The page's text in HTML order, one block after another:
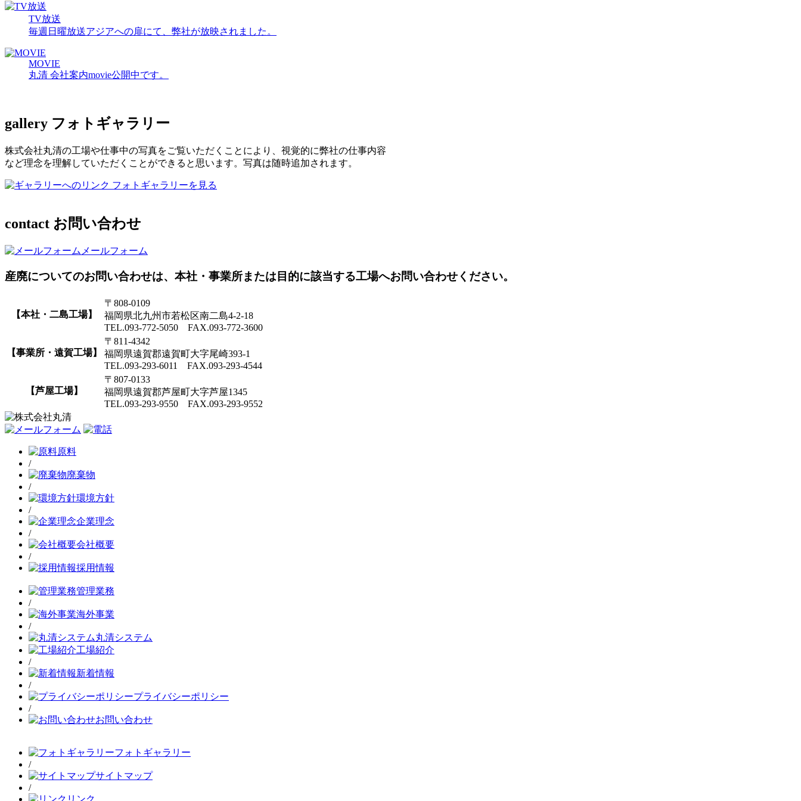
TV放送
毎週日曜放送アジアへの扉にて、弊社が放映されました。
MOVIE
丸清 会社案内movie公開中です。
gallery フォトギャラリー
株式会社丸清の工場や仕事中の写真をご覧いただくことにより、視覚的に弊社の仕事内容
など理念を理解していただくことができると思います。写真は随時追加されます。
フォトギャラリーを見る
contact お問い合わせ
メールフォーム
産廃についてのお問い合わせは、本社・事業所または目的に該当する工場へお問い合わせください。
【本社・二島工場】
〒808-0109
福岡県北九州市若松区南二島4-2-18
TEL.093-772-5050 FAX.093-772-3600
【事業所・遠賀工場】
〒811-4342
福岡県遠賀郡遠賀町大字尾崎393-1
TEL.093-293-6011 FAX.093-293-4544
【芦屋工場】
〒807-0133
福岡県遠賀郡芦屋町大字芦屋1345
TEL.093-293-9550 FAX.093-293-9552
原料
/
廃棄物
/
環境方針
/
企業理念
/
会社概要
/
採用情報
管理業務
/
海外事業
/
丸清システム
工場紹介
/
新着情報
/
プライバシーポリシー
/
お問い合わせ
フォトギャラリー
/
サイトマップ
/
リンク